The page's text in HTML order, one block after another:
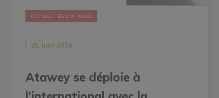
ACTUALITÉS D'ATAWEY
21 Juin 2024
Atawey se déploie à